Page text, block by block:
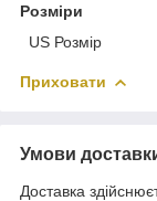
Розміри
US Розмір
Приховати
Умови
Доставка